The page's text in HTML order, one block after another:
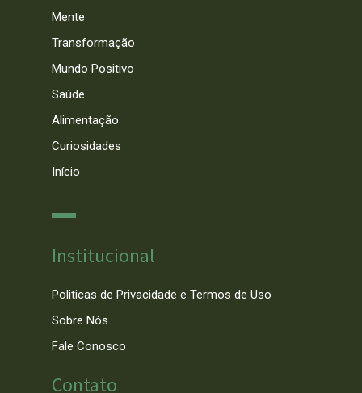
Mente
Transformação
Mundo Positivo
Saúde
Alimentação
Curiosidades
Início
Institucional
Politicas de Privacidade e Termos de Uso
Sobre Nós
Fale Conosco
Contato